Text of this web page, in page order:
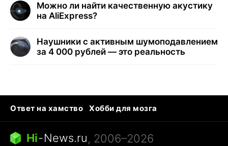
Можно ли найти качественную акустику
на AliExpress?
Наушники с активным шумоподавлением
за 4 000 рублей — это реальность
Ответ на хамство
Хобби для мозга
Бензин 100 vs 95
Тунцы в океанариуме
Следующая пандемия
Hi-News.ru, 2006–2026